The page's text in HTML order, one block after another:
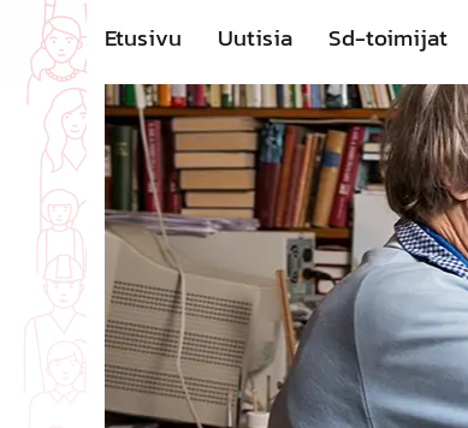
Etusivu Uutisia Sd-toimijat